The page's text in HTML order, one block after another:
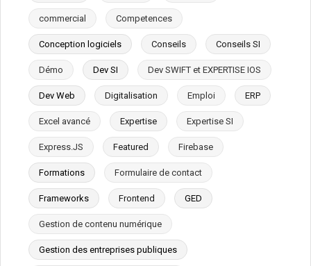
commercial Competences
Conception logiciels Conseils Conseils SI
Démo Dev SI Dev SWIFT et EXPERTISE IOS
Dev Web Digitalisation Emploi ERP
Excel avancé Expertise Expertise SI
Express.JS Featured Firebase
Formations Formulaire de contact
Frameworks Frontend GED
Gestion de contenu numérique
Gestion des entreprises publiques